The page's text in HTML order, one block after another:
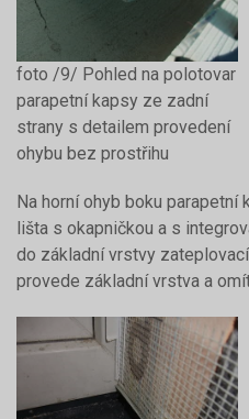
foto /9/ Pohled na polotovar
parapetní kapsy ze zadní
strany s detailem provedení
ohybu bez prostřihu
Na horní ohyb boku
lišta s okapničkou a s
do základní vrstvy
provede základní vrstva a